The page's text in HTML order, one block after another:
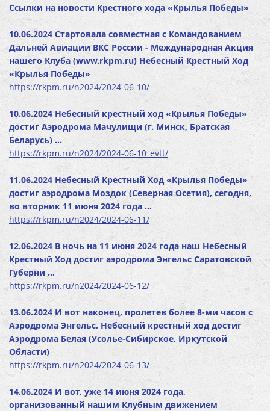
Ссылки на новости Крестного хода «Крылья Победы»
10.06.2024 Стартовала совместная с Командованием
Дальней Авиации ВКС России - Международная Акция
нашего Клуба (www.rkpm.ru) Небесный Крестный Ход
«Крылья Победы»
https://rkpm.ru/n2024/2024-06-10/
10.06.2024 Небесный крестный ход «Крылья Победы»
достиг Аэродрома Мачулищи (г. Минск, Братская
Беларусь) …
https://rkpm.ru/n2024/2024-06-10_evtt/
11.06.2024 Небесный Крестный Ход «Крылья Победы»
достиг аэродрома Моздок (Северная Осетия), сегодня,
во вторник 11 июня 2024 года …
https://rkpm.ru/n2024/2024-06-11/
12.06.2024 В ночь на 11 июня 2024 года наш Небесный
Крестный Ход достиг аэродрома Энгельс Саратовской
Губерни …
https://rkpm.ru/n2024/2024-06-12/
13.06.2024 И вот наконец, пролетев более 8-ми часов с
Аэродрома Энгельс, Небесный крестный ход достиг
Аэродрома Белая (Усолье-Сибирское, Иркутской
Области)
https://rkpm.ru/n2024/2024-06-13/
14.06.2024 И вот, уже 14 июня 2024 года,
организованный нашим Клубным движением